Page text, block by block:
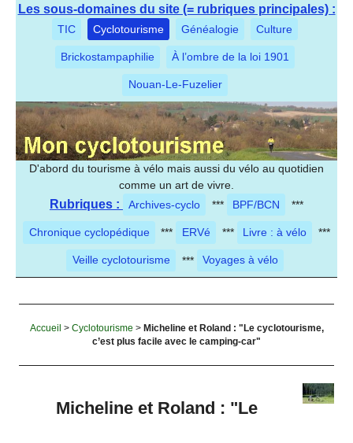
Les sous-domaines du site (= rubriques principales) :
TIC Cyclotourisme Généalogie Culture
Brickostampaphilie À l’ombre de la loi 1901
Nouan-Le-Fuzelier
D'abord du tourisme à vélo mais aussi du vélo au quotidien
comme un art de vivre.
Rubriques : Archives-cyclo *** BPF/BCN ***
Chronique cyclopédique *** ERVé *** Livre : à vélo ***
Veille cyclotourisme *** Voyages à vélo
Accueil > Cyclotourisme > Micheline et Roland : "Le cyclotourisme,
c’est plus facile avec le camping-car"
Micheline et Roland : "Le